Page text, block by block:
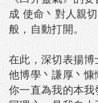
成 使命丶對人親
般，自動打開。
在此，深切表揚
他博學丶謙厚丶
你一直為我的本